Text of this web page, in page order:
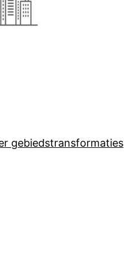
gebiedstransformaties